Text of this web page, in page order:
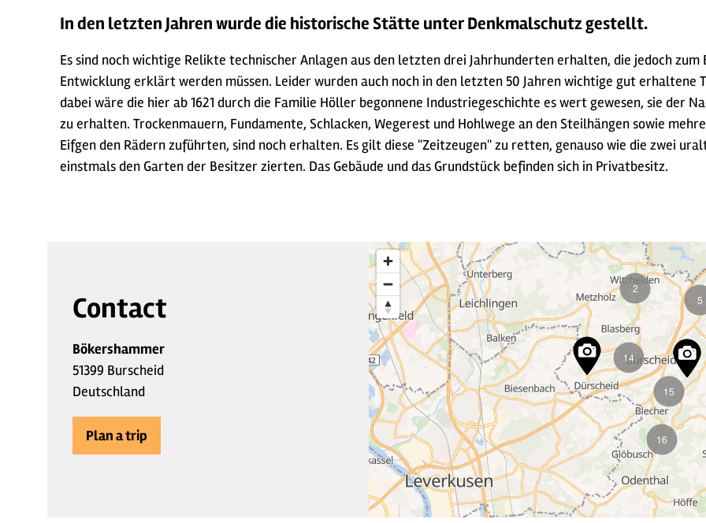
In den letzten Jahren wurde die historische Stätte unter Denkmalschutz gestellt.
Es sind noch wichtige Relikte technischer Anlagen aus den letzten drei Jahrhunderten erhalten, die jedoch
Entwicklung erklärt werden müssen. Leider wurden auch noch in den letzten 50 Jahren wichtige gut erhaltene
dabei wäre die hier ab 1621 durch die Familie Höller begonnene Industriegeschichte es wert gewesen, sie der
zu erhalten. Trockenmauern, Fundamente, Schlacken, Wegerest und Hohlwege an den Steilhängen sowie
Eifgen den Rädern zuführten, sind noch erhalten. Es gilt diese "Zeitzeugen" zu retten, genauso wie die zwei
einstmals den Garten der Besitzer zierten. Das Gebäude und das Grundstück befinden sich in Privatbesitz.
Contact
Bökershammer
51399 Burscheid
Deutschland
Plan a trip
15
14
16
5
2